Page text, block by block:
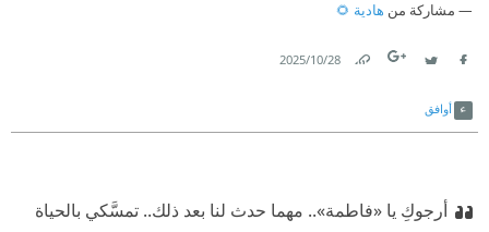
مشاركة من هادية 🌻
28‏/10‏/2025
أوافق
أرجوكِ يا «فاطمة».. مهما حدث لنا بعد ذلك.. تمسَّكي بالحياة